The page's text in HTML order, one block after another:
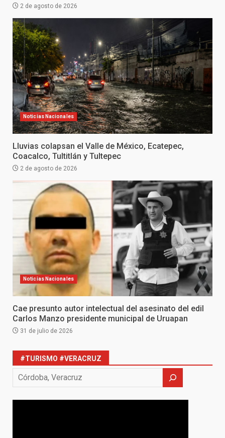
2 de agosto de 2026
Noticias Nacionales
Lluvias colapsan el Valle de México, Ecatepec,
Coacalco, Tultitlán y Tultepec
2 de agosto de 2026
Noticias Nacionales
Cae presunto autor intelectual del asesinato del edil
Carlos Manzo presidente municipal de Uruapan
31 de julio de 2026
#TURISMO #VERACRUZ